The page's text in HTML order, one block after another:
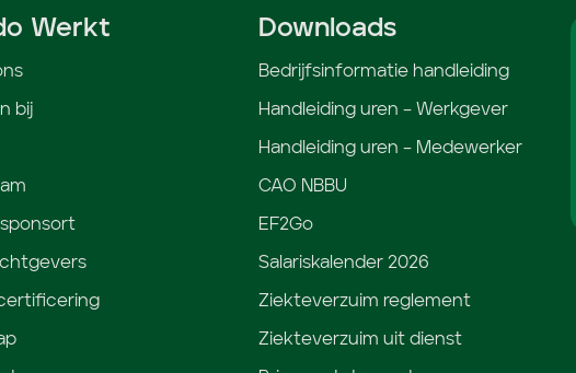
Werkt
bij
Downloads
Bedrijfsinformatie handleiding
Handleiding uren – Werkgever
Handleiding uren – Medewerker
CAO NBBU
EF2Go
Salariskalender 2026
Ziekteverzuim reglement
Ziekteverzuim uit dienst